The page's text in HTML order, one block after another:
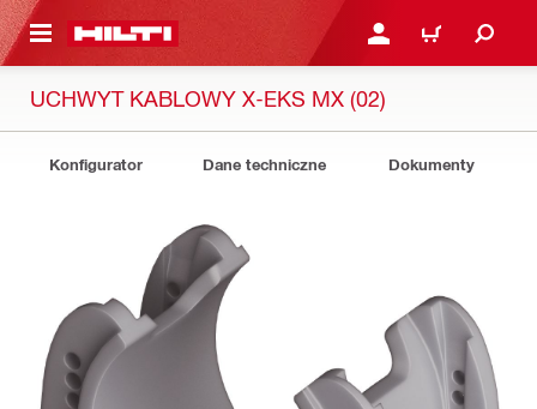
GŁÓWNEJ ZALOGUJ SIĘ LUB
KOSZYK
UCHWYT KABLOWY X-EKS MX (02)
Konfigurator Dane techniczne Dokumenty